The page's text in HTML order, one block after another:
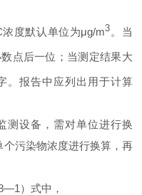
度默认单位为μg/m3 。当
点后一位；当测定结果大
。报告中应列出用于计算
测设备，需对单位进行换
污染物浓度进行换算，再
式中，